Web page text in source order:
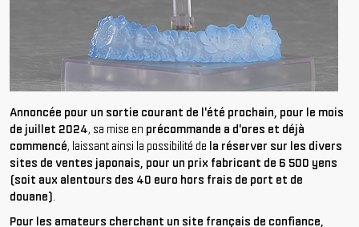
Annoncée pour un sortie courant de l'été prochain, pour le mois
de juillet 2024, sa mise en précommande a d'ores et déjà
commencé, laissant ainsi la possibilité de la réserver sur les divers
sites de ventes japonais, pour un prix fabricant de 6 500 yens
(soit aux alentours des 40 euro hors frais de port et de
douane).
Pour les amateurs cherchant un site français de confiance,